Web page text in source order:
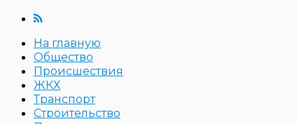
На главную
Общество
Происшествия
ЖКХ
Транспорт
Строительство